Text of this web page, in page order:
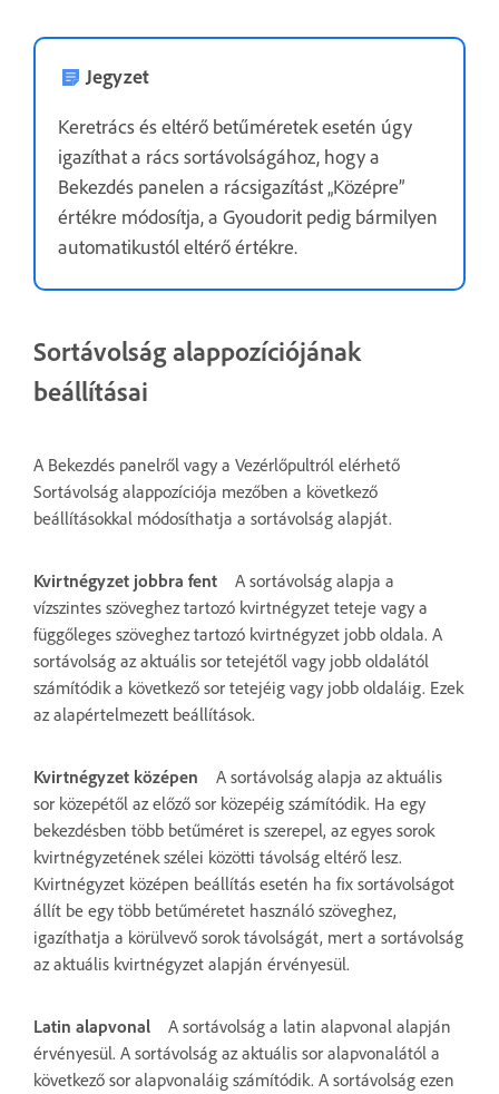
Jegyzet
Keretrács és eltérő betűméretek esetén úgy
igazíthat a rács sortávolságához, hogy a
Bekezdés panelen a rácsigazítást „Középre”
értékre módosítja, a Gyoudorit pedig bármilyen
automatikustól eltérő értékre.
Sortávolság alappozíciójának
beállításai
A Bekezdés panelről vagy a Vezérlőpultról elérhető
Sortávolság alappozíciója mezőben a következő
beállításokkal módosíthatja a sortávolság alapját.
Kvirtnégyzet jobbra fent
A sortávolság alapja a
vízszintes szöveghez tartozó kvirtnégyzet teteje vagy a
függőleges szöveghez tartozó kvirtnégyzet jobb oldala. A
sortávolság az aktuális sor tetejétől vagy jobb oldalától
számítódik a következő sor tetejéig vagy jobb oldaláig. Ezek
az alapértelmezett beállítások.
Kvirtnégyzet középen
A sortávolság alapja az aktuális
sor közepétől az előző sor közepéig számítódik. Ha egy
bekezdésben több betűméret is szerepel, az egyes sorok
kvirtnégyzetének szélei közötti távolság eltérő lesz.
Kvirtnégyzet középen beállítás esetén ha fix sortávolságot
állít be egy több betűméretet használó szöveghez,
igazíthatja a körülvevő sorok távolságát, mert a sortávolság
az aktuális kvirtnégyzet alapján érvényesül.
Latin alapvonal
A sortávolság a latin alapvonal alapján
érvényesül. A sortávolság az aktuális sor alapvonalától a
következő sor alapvonaláig számítódik. A sortávolság ezen